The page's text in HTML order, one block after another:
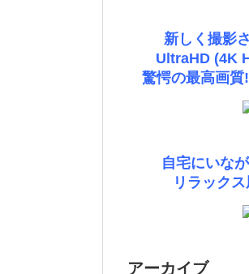
新しく撮影
UltraHD (4K
驚愕の最高画
自宅にいな
リラック
アーカイブ